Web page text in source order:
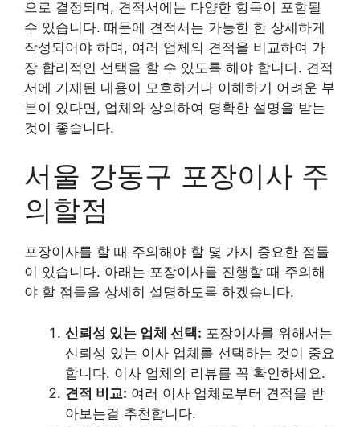
으로 결정되며, 견적서에는 다양한 항목이 포함될
수 있습니다. 때문에 견적서는 가능한 한 상세하게
작성되어야 하며, 여러 업체의 견적을 비교하여 가
장 합리적인 선택을 할 수 있도록 해야 합니다. 견적
서에 기재된 내용이 모호하거나 이해하기 어려운 부
분이 있다면, 업체와 상의하여 명확한 설명을 받는
것이 좋습니다.
서울 강동구 포장이사 주
의할점
포장이사를 할 때 주의해야 할 몇 가지 중요한 점들
이 있습니다. 아래는 포장이사를 진행할 때 주의해
야 할 점들을 상세히 설명하도록 하겠습니다.
신뢰성 있는 업체 선택: 포장이사를 위해서는
신뢰성 있는 이사 업체를 선택하는 것이 중요
합니다. 이사 업체의 리뷰를 꼭 확인하세요.
견적 비교: 여러 이사 업체로부터 견적을 받
아보는걸 추천합니다.